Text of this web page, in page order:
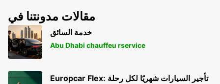
مقالات مدونتنا في
خدمة السائق
Abu Dhabi chauffeu rservice
Europcar Flex: تأجير السيارات شهريًا لكل رحلة